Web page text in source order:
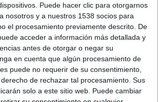
Puede hacer clic para otorgarnos
nosotros y a nuestros 1538 socios para
el procesamiento previamente descrito. De
acceder a información más detallada y
antes de otorgar o negar su
en cuenta que algún procesamiento de
puede no requerir de su consentimiento,
de rechazar tal procesamiento. Sus
solo a este sitio web. Puede cambiar
saber aquest diari, la baralla
un domicili de la urbanització
Vidreres quan una dona,
la seva família, va anar a
objectes personals a casa del seu